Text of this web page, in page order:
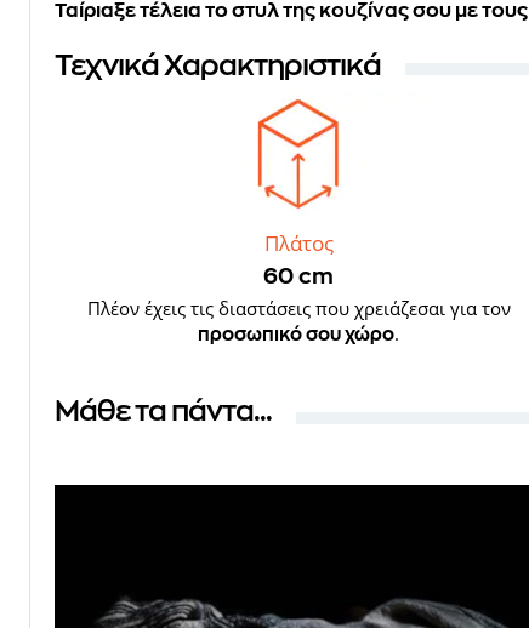
Ταίριαξε τέλεια το στυλ της κουζίνας σου με τους
Τεχνικά Χαρακτηριστικά
Πλάτος
60 cm
Πλέον έχεις τις διαστάσεις που χρειάζεσαι για τον
προσωπικό σου χώρο.
Μάθε τα πάντα...